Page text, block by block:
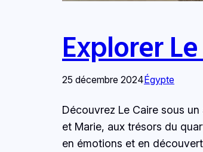
Explorer
25 décembre 2024Égypte
Découvrez Le Caire sous
et Marie, aux trésors du
en émotions et en